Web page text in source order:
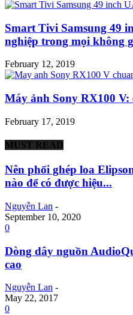
Smart Tivi Samsung 49
nghiệp trong mọi không
February 12, 2019
Máy ảnh Sony RX100 V:
February 17, 2019
MUST READ
Nên phối ghép loa
nào để có được hiệu...
Nguyễn Lan -
September 10, 2020
0
Dòng dây nguồn
cao
Nguyễn Lan -
May 22, 2017
0